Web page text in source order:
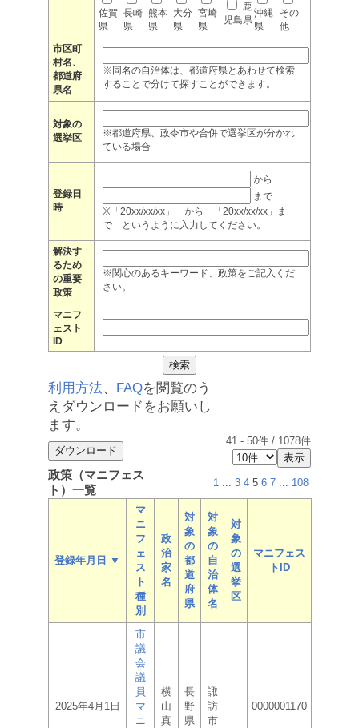
佐賀
県
長崎
県
熊本
県
大分
県
宮崎
県
鹿
児島県
沖縄
県
その
他
市区町
村名、
都道府
県名
※同名の自治体は、都道府県とあわせて検索
することで分けて探すことができます。
対象の
選挙区
※都道府県、政令市や合併で選挙区が分かれ
ている場合
登録日
時
から
まで
※「20xx/xx/xx」 から 「20xx/xx/xx」ま
で というように入力してください。
解決す
るため
の重要
政策
※関心のあるキーワード、政策をご記入くだ
さい。
マニフ
ェスト
ID
利用方法、 FAQを閲覧のう
えダウンロードをお願いし
ます。
41 - 50件 / 1078件
政策（マニフェス
ト）一覧
1 ... 3 4 5 6 7 ... 108
登録年月日 ▼
マ
ニ
フ
ェ
ス
ト
種
別
政
治
家
名
対
象
の
都
道
府
県
対
象
の
自
治
体
名
対
象
の
選
挙
区
マニフェス
トID
2025年4月1日
市
議
会
議
員
マ
ニ
横
山
真
長
野
県
諏
訪
市
0000001170